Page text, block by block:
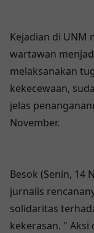
Kejadian di UNM
wartawan
melaksanakan
kekecewaan,
jelas
November.
Besok (Senin, 14
jurnalis
solidaritas
kekerasan. "